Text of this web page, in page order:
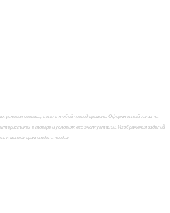
сервиса, цены в любой период времени. Оформленный заказ на
в товаре и условиях его эксплуатации. Изображения изделий
к менеджерам отдела продаж